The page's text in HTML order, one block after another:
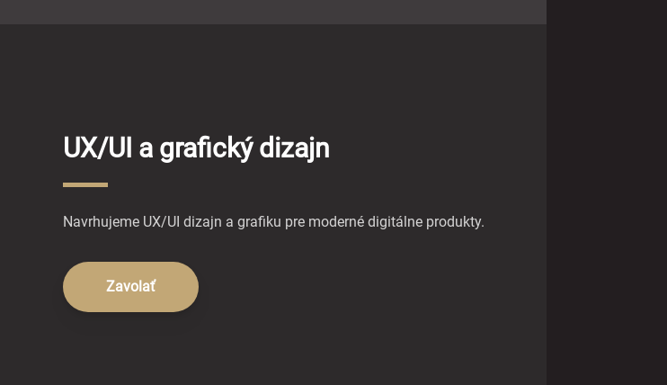
UX/UI a grafický dizajn
Navrhujeme UX/UI dizajn a grafiku pre moderné digitálne produkty.
Zavolať